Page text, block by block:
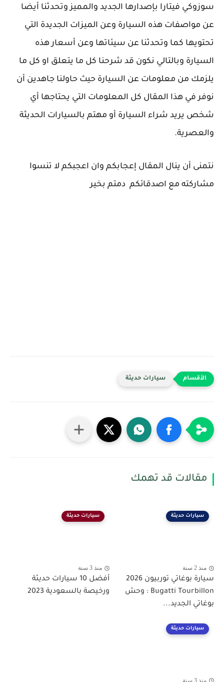
سوزوكي فيتارا بإصدارها الجديد والمميز وتحدثنا أيضا
عن مواصفات هذه السيارة وعن الميزات الجديدة التي
تحتويها كما وتحدثنا عن سيئاتها وعن أسعار هذه
السيارة وبالتالي نكون قد شرحنا كل ما يتعلق او كل ما
يلزمك من معلومات عن السيارة حيث حاولنا جاهدين أن
نوفر في هذا المقال كل المعلومات التي يحتاجها أي
شخص يريد شراء السيارة أو مهتم بالسيارات الحديثة
والعصرية.
نتمنى أن ينال المقال إعجابكم وان اعجبكم لا تنسوا
مشاركته مع اصدقائكم دمتم بخير
سيارات حديثة
مقالات قد تهمك
سيارات حديثة
منذ 2 سنة
سيارة بوغاتي توربيون 2026
Bugatti Tourbillon : وحش
بوغاتي الجديد...
سيارات حديثة
منذ 3 سنة
أفضل 10 سيارات حديثة
ورخيصة بالسعودية 2023
سيارات حديثة
منذ 3 سنة